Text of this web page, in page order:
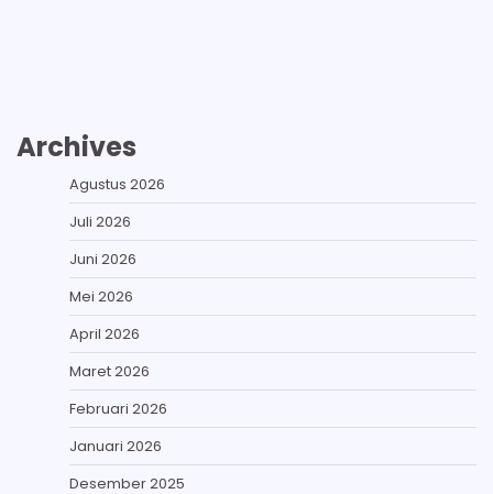
Archives
Agustus 2026
Juli 2026
Juni 2026
Mei 2026
April 2026
Maret 2026
Februari 2026
Januari 2026
Desember 2025